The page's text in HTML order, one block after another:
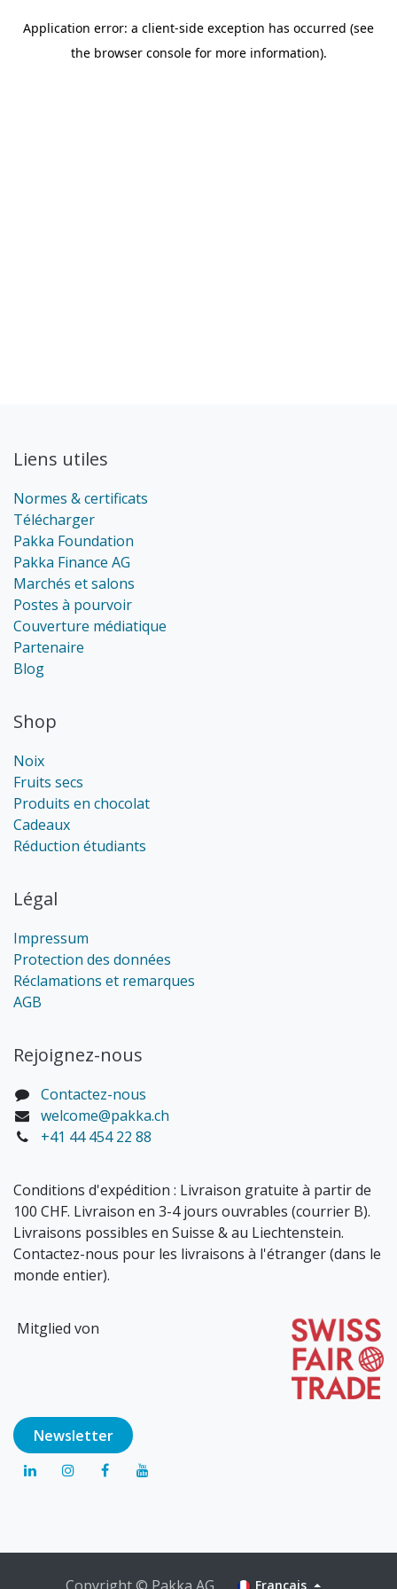
Liens utiles
Normes & certificats
Télécharger
Pakka Foundation
Pakka Finance AG
Marchés et salons
Postes à pourvoir
Couverture médiatique
Partenaire
Blog
Shop
Noix
Fruits secs
Produits en chocolat
Cadeaux
Réduction étudiants
Légal
Impressum
Protection des données
Réclamations et remarques
AGB
Rejoignez-nous
Contactez-nous
welcome@pakka.ch
+41 44 454 22 88
Conditions d'expédition : Livraison gratuite à partir de
100 CHF. Livraison en 3-4 jours ouvrables (courrier B).
Livraisons possibles en Suisse & au Liechtenstein.
Contactez-nous pour les livraisons à l'étranger (dans le
monde entier).
Mitglied von
Newsl​​​​etter
Français